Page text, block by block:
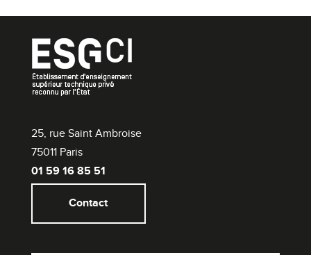
25, rue Saint Ambroise
75011 Paris
01 59 16 85 51
Contact